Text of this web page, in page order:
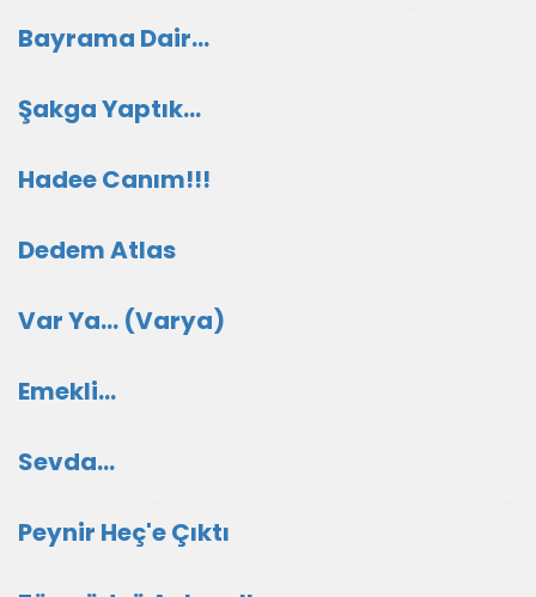
Bayrama Dair...
Şakga Yaptık...
Hadee Canım!!!
Dedem Atlas
Var Ya... (Varya)
Emekli...
Sevda...
Peynir Heç'e Çıktı